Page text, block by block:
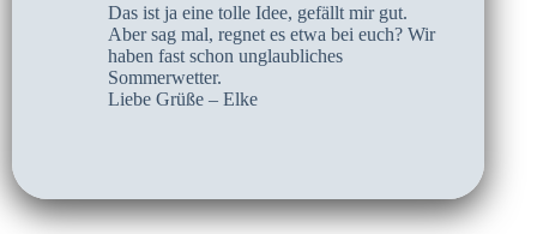
Das ist ja eine tolle Idee, gefällt mir gut.
Aber sag mal, regnet es etwa bei euch? Wir
haben fast schon unglaubliches
Sommerwetter.
Liebe Grüße – Elke